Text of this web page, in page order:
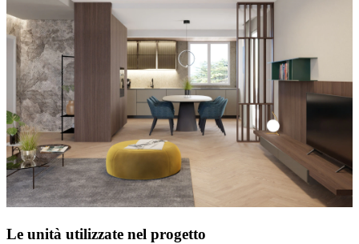
Le unità utilizzate nel progetto